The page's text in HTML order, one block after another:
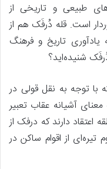
طبیعی و تاریخی از
است. قله دُرفَک هم از
تاریخ و فرهنگ
شنیده‌اید؟
توجه به نقل قولی در
آشیانه عقاب تعبیر
دارند که درفک از
از اقوام ساکن در